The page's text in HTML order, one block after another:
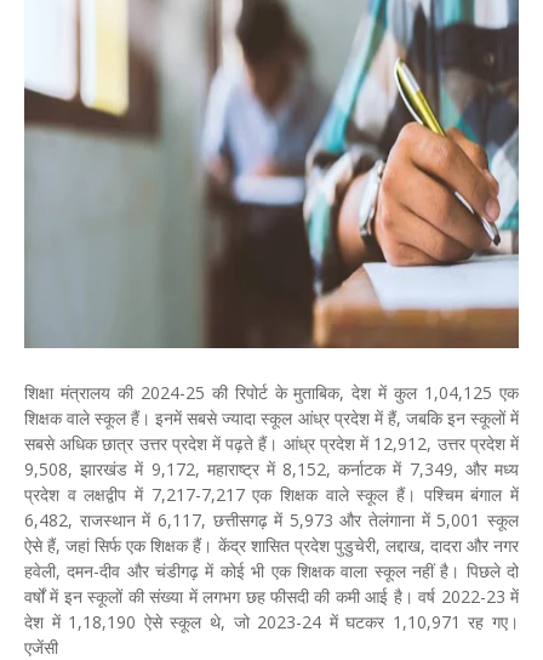
शिक्षा मंत्रालय की 2024-25 की रिपोर्ट के मुताबिक, देश में कुल 1,04,125 एक
शिक्षक वाले स्कूल हैं। इनमें सबसे ज्यादा स्कूल आंध्र प्रदेश में हैं, जबकि इन स्कूलों में
सबसे अधिक छात्र उत्तर प्रदेश में पढ़ते हैं। आंध्र प्रदेश में 12,912, उत्तर प्रदेश में
9,508, झारखंड में 9,172, महाराष्ट्र में 8,152, कर्नाटक में 7,349, और मध्य
प्रदेश व लक्षद्वीप में 7,217-7,217 एक शिक्षक वाले स्कूल हैं। पश्चिम बंगाल में
6,482, राजस्थान में 6,117, छत्तीसगढ़ में 5,973 और तेलंगाना में 5,001 स्कूल
ऐसे हैं, जहां सिर्फ एक शिक्षक हैं। केंद्र शासित प्रदेश पुडुचेरी, लद्दाख, दादरा और नगर
हवेली, दमन-दीव और चंडीगढ़ में कोई भी एक शिक्षक वाला स्कूल नहीं है। पिछले दो
वर्षों में इन स्कूलों की संख्या में लगभग छह फीसदी की कमी आई है। वर्ष 2022-23 में
देश में 1,18,190 ऐसे स्कूल थे, जो 2023-24 में घटकर 1,10,971 रह गए।
एजेंसी